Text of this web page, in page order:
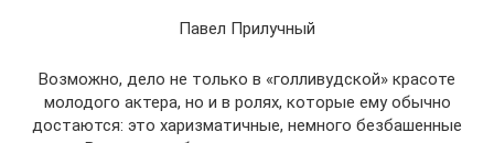
Павел Прилучный
Возможно, дело не только в «голливудской» красоте
молодого актера, но и в ролях, которые ему обычно
достаются: это харизматичные, немного безбашенные